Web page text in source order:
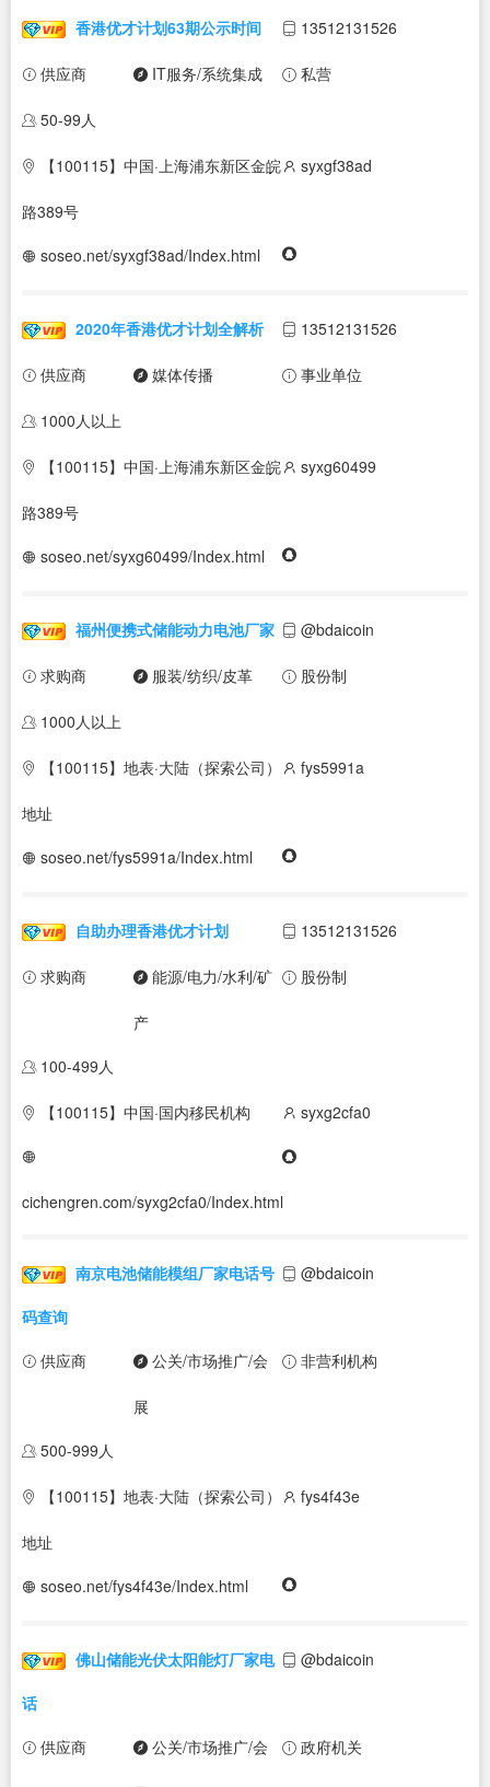
香港优才计划63期公示时间 13512131526
供应商 IT服务/系统集成 私营
50-99人
【100115】中国·上海浦东新区金皖
路389号
syxgf38ad
soseo.net/syxgf38ad/Index.html
2020年香港优才计划全解析 13512131526
供应商 媒体传播 事业单位
1000人以上
【100115】中国·上海浦东新区金皖
路389号
syxg60499
soseo.net/syxg60499/Index.html
福州便携式储能动力电池厂家 @bdaicoin
求购商 服装/纺织/皮革 股份制
1000人以上
【100115】地表·大陆（探索公司）
地址
fys5991a
soseo.net/fys5991a/Index.html
自助办理香港优才计划 13512131526
求购商 能源/电力/水利/矿
产
股份制
100-499人
【100115】中国·国内移民机构 syxg2cfa0
cichengren.com/syxg2cfa0/Index.html
南京电池储能模组厂家电话号
码查询
@bdaicoin
供应商 公关/市场推广/会
展
非营利机构
500-999人
【100115】地表·大陆（探索公司）
地址
fys4f43e
soseo.net/fys4f43e/Index.html
佛山储能光伏太阳能灯厂家电
话
@bdaicoin
供应商 公关/市场推广/会 政府机关